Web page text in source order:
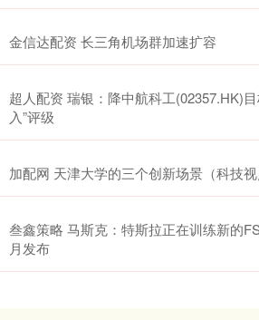
金信达配资 长三角机场群加速扩容
超人配资 瑞银：降中航科工(02357.HK)
入”评级
加配网 天津大学的三个创新场景（科技视
叁鑫策略 马斯克：特斯拉正在训练新的
月发布